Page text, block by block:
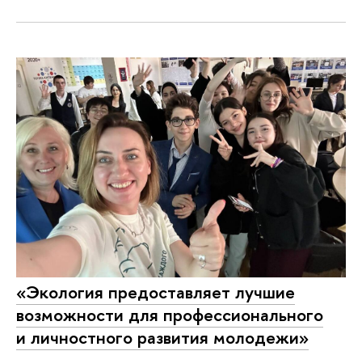
«Экология предоставляет лучшие
возможности для профессионального
и личностного развития молодежи»